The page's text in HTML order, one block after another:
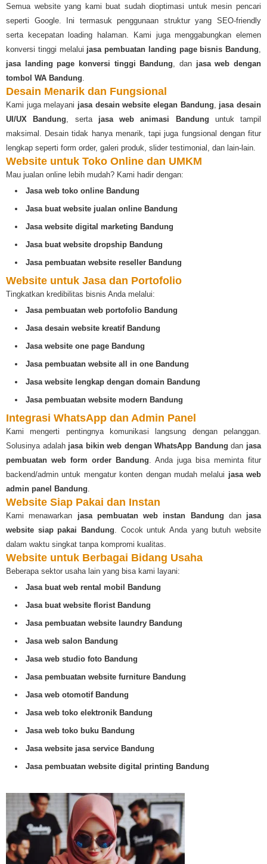
Semua website yang kami buat sudah dioptimasi untuk mesin pencari
seperti Google. Ini termasuk penggunaan struktur yang SEO-friendly
serta kecepatan loading halaman. Kami juga menggabungkan elemen
konversi tinggi melalui jasa pembuatan landing page bisnis Bandung,
jasa landing page konversi tinggi Bandung, dan jasa web dengan
tombol WA Bandung.
Desain Menarik dan Fungsional
Kami juga melayani jasa desain website elegan Bandung, jasa desain
UI/UX Bandung, serta jasa web animasi Bandung untuk tampil
maksimal. Desain tidak hanya menarik, tapi juga fungsional dengan fitur
lengkap seperti form order, galeri produk, slider testimonial, dan lain-lain.
Website untuk Toko Online dan UMKM
Mau jualan online lebih mudah? Kami hadir dengan:
Jasa web toko online Bandung
Jasa buat website jualan online Bandung
Jasa website digital marketing Bandung
Jasa buat website dropship Bandung
Jasa pembuatan website reseller Bandung
Website untuk Jasa dan Portofolio
Tingkatkan kredibilitas bisnis Anda melalui:
Jasa pembuatan web portofolio Bandung
Jasa desain website kreatif Bandung
Jasa website one page Bandung
Jasa pembuatan website all in one Bandung
Jasa website lengkap dengan domain Bandung
Jasa pembuatan website modern Bandung
Integrasi WhatsApp dan Admin Panel
Kami mengerti pentingnya komunikasi langsung dengan pelanggan.
Solusinya adalah jasa bikin web dengan WhatsApp Bandung dan jasa
pembuatan web form order Bandung. Anda juga bisa meminta fitur
backend/admin untuk mengatur konten dengan mudah melalui jasa web
admin panel Bandung.
Website Siap Pakai dan Instan
Kami menawarkan jasa pembuatan web instan Bandung dan jasa
website siap pakai Bandung. Cocok untuk Anda yang butuh website
dalam waktu singkat tanpa kompromi kualitas.
Website untuk Berbagai Bidang Usaha
Beberapa sektor usaha lain yang bisa kami layani:
Jasa buat web rental mobil Bandung
Jasa buat website florist Bandung
Jasa pembuatan website laundry Bandung
Jasa web salon Bandung
Jasa web studio foto Bandung
Jasa pembuatan website furniture Bandung
Jasa web otomotif Bandung
Jasa web toko elektronik Bandung
Jasa web toko buku Bandung
Jasa website jasa service Bandung
Jasa pembuatan website digital printing Bandung